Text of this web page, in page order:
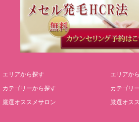
エリアから探す
カテゴリーから探す
厳選オススメサロン
エリアか
カテゴリ
厳選オス